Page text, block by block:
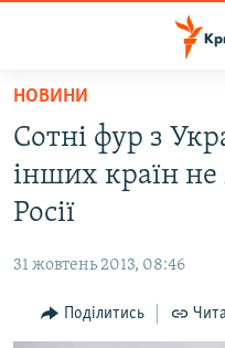
Перейти
основного
матеріалу
Перейти
до
основної
Перейти
до
ВОДА.КРИМ
ВІДЕО ТА ФОТО
БЛОГИ
ПОГЛЯД
НОВИНИ
Сотні фур з
інших країн не
Росії
31 жовтень 2013, 08:46
Поділитись